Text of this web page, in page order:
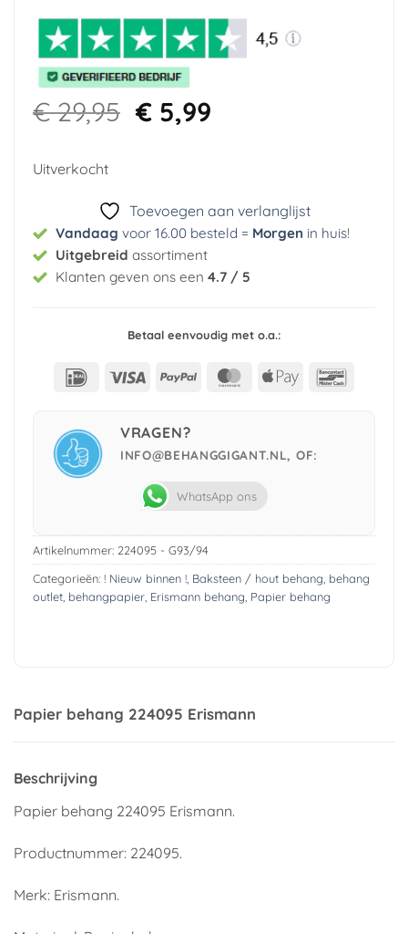
€29,95 Oorspronkelijke
prijs
€5,99Huidige
Uitverkocht
Toevoegen aan verlanglijst
Vandaag voor 16.00 besteld = Morgen in huis!
Uitgebreid assortiment
Klanten geven ons een 4.7 / 5
Betaal eenvoudig met o.a.:
IDeal Visa PayPal MasterCard
Apple
VRAGEN?
INFO@BEHANGGIGANT.NL, OF:
WhatsApp ons
Artikelnummer: 224095 - G93/94
Categorieën: ! Nieuw binnen !, Baksteen / hout behang behang
outlet, behangpapier, Erismann behang Papier behang
Papier behang 224095 Erismann
Beschrijving
Papier behang 224095 Erismann.
Productnummer: 224095.
Merk: Erismann.